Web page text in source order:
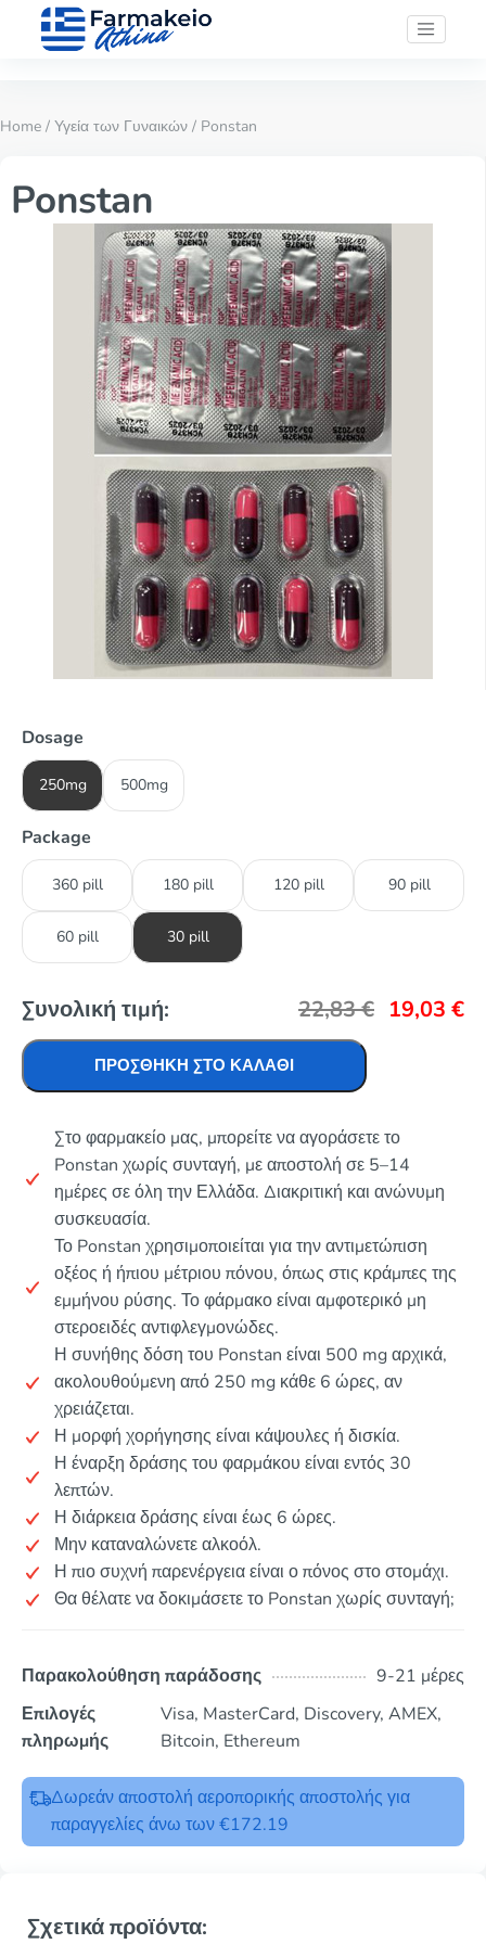
Home / Υγεία των Γυναικών / Ponstan
Ponstan
Dosage
250mg 500mg
Package
360 pill 180 pill 120 pill 90 pill
60 pill 30 pill
Συνολική τιμή: 22,83€ 19,03 €
ΠΡΟΣΘΉΚΗ ΣΤΟ ΚΑΛΆΘΙ
Στο φαρμακείο μας, μπορείτε να αγοράσετε το
Ponstan χωρίς συνταγή, με αποστολή σε 5–14
ημέρες σε όλη την Ελλάδα. Διακριτική και ανώνυμη
συσκευασία.
Το Ponstan χρησιμοποιείται για την αντιμετώπιση
οξέος ή ήπιου μέτριου πόνου, όπως στις κράμπες της
εμμήνου ρύσης. Το φάρμακο είναι αμφοτερικό μη
στεροειδές αντιφλεγμονώδες.
Η συνήθης δόση του Ponstan είναι 500 mg αρχικά,
ακολουθούμενη από 250 mg κάθε 6 ώρες, αν
χρειάζεται.
Η μορφή χορήγησης είναι κάψουλες ή δισκία.
Η έναρξη δράσης του φαρμάκου είναι εντός 30
λεπτών.
Η διάρκεια δράσης είναι έως 6 ώρες.
Μην καταναλώνετε αλκοόλ.
Η πιο συχνή παρενέργεια είναι ο πόνος στο στομάχι.
Θα θέλατε να δοκιμάσετε το Ponstan χωρίς συνταγή;
Παρακολούθηση παράδοσης
9-21 μέρες
Επιλογές
πληρωμής
Visa, MasterCard, Discovery, AMEX,
Bitcoin, Ethereum
Δωρεάν αποστολή αεροπορικής αποστολής για
παραγγελίες άνω των €172.19
Σχετικά προϊόντα: